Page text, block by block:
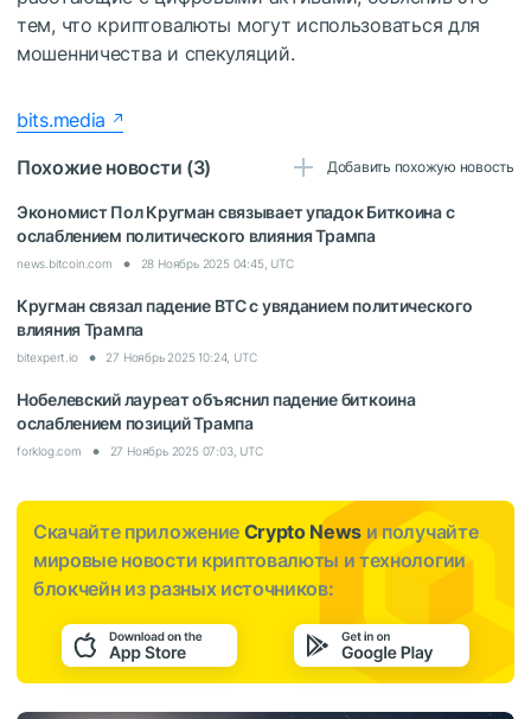
тем, что криптовалюты могут использоваться для
мошенничества и спекуляций.
bits.media
Похожие новости (3)
Добавить похожую новость
Экономист Пол Кругман связывает упадок Биткоина с
ослаблением политического влияния Трампа
news.bitcoin.com 28 Ноябрь 2025 04:45, UTC
Кругман связал падение BTC с увяданием политического
влияния Трампа
bitexpert.io 27 Ноябрь 2025 10:24, UTC
Нобелевский лауреат объяснил падение биткоина
ослаблением позиций Трампа
forklog.com 27 Ноябрь 2025 07:03, UTC
Скачайте приложение Crypto News и получайте
мировые новости криптовалюты и технологии
блокчейн из разных источников: